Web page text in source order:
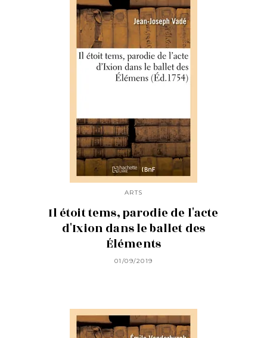
ARTS
Il étoit tems, parodie de l'acte
d'Ixion dans le ballet des
Éléments
01/09/2019